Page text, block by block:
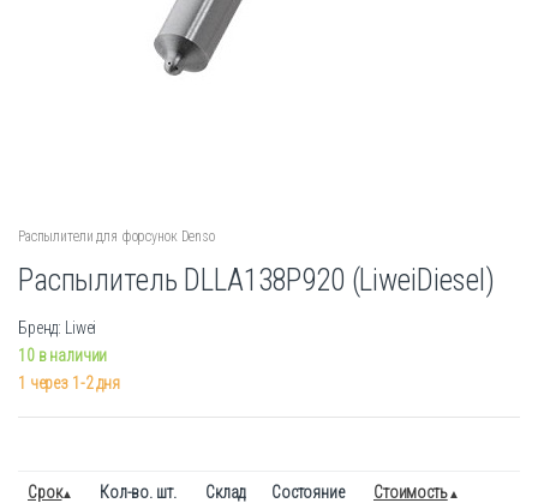
Распылители для форсунок Denso
Распылитель DLLA138P920 (LiweiDiesel)
Бренд: Liwei
10 в наличии
1 через 1-2 дня
Срок Кол-во. шт. Склад Состояние Стоимость